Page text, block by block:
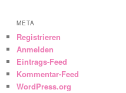
META
Registrieren
Anmelden
Eintrags-Feed
Kommentar-Feed
WordPress.org